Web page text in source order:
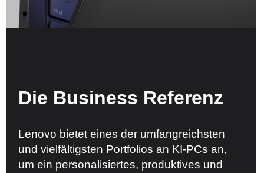
Die Business Referenz
Lenovo bietet eines der umfangreichsten
und vielfältigsten Portfolios an KI-PCs an,
um ein personalisiertes, produktives und